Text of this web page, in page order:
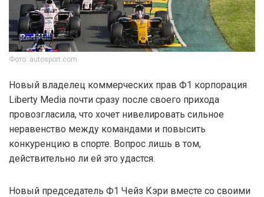
Фото: autosport.com
Новый владелец коммерческих прав Ф1 корпорация
Liberty Media почти сразу после своего прихода
провозгласила, что хочет нивелировать сильное
неравенство между командами и повысить
конкуренцию в спорте. Вопрос лишь в том,
действительно ли ей это удастся.
Новый председатель Ф1 Чейз Кэри вместе со своими